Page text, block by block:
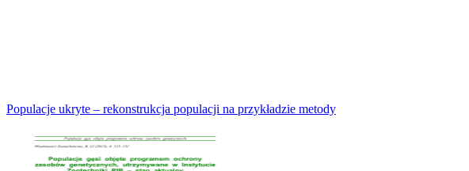
Populacje ukryte – rekonstrukcja populacji na przykładzie metody